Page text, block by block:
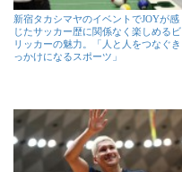
新宿タカシマヤのイベントでJOYが感
じたサッカー歴に関係なく楽しめるビ
リッカーの魅力。「人と人をつなぐき
っかけになるスポーツ」